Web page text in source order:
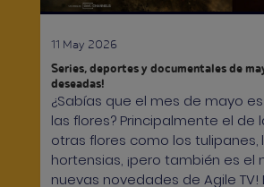
11 May 2026
Series, deportes y documentales de
deseadas!
¿Sabías que el mes de mayo
las flores? Principalmente el de
otras flores como los tulipanes,
hortensias, ¡pero también es el
nuevas novedades de Agile TV!